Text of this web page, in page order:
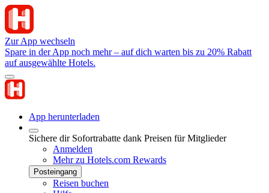
Zur App wechseln
Spare in der App noch mehr – auf dich warten bis zu 20% Rabatt
auf ausgewählte Hotels.
App herunterladen
Sichere dir Sofortrabatte dank Preisen für Mitglieder
Anmelden
Mehr zu Hotels.com Rewards
Posteingang
Reisen buchen